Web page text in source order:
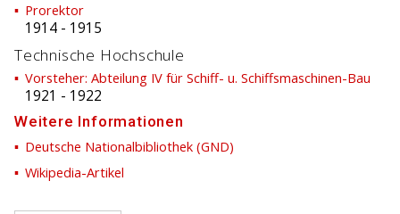
Prorektor
1914 - 1915
Technische Hochschule
Vorsteher: Abteilung IV für Schiff- u. Schiffsmaschinen-Bau
1921 - 1922
Weitere Informationen
Deutsche Nationalbibliothek (GND)
Wikipedia-Artikel